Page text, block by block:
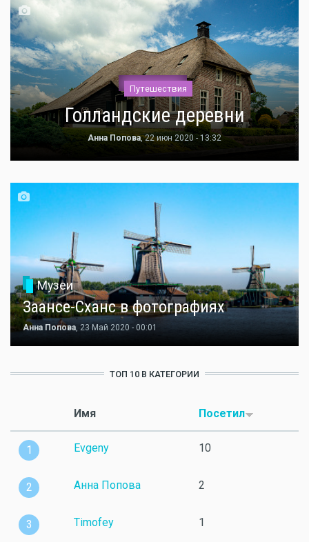
Путешествия
Голландские деревни
Анна Попова, 22 июн 2020 - 13:32
Музеи
Заансе-Сханс в фотографиях
Анна Попова , 23 Май 2020 - 00:01
ТОП 10 В КАТЕГОРИИ
Имя Посетил
1 Evgeny 10
2 Анна Попова 2
3 Timofey 1